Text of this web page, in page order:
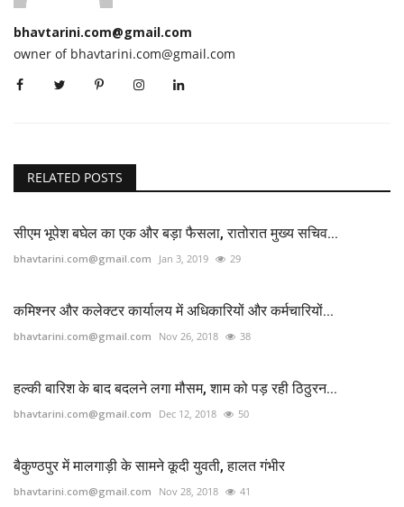
bhavtarini.com@gmail.com
owner of bhavtarini.com@gmail.com
RELATED POSTS
सीएम भूपेश बघेल का एक और बड़ा फैसला, रातोरात मुख्य सचिव...
bhavtarini.com@gmail.com Jan 3, 2019 29
कमिश्नर और कलेक्टर कार्यालय में अधिकारियों और कर्मचारियों...
bhavtarini.com@gmail.com Nov 26, 2018 38
हल्की बारिश के बाद बदलने लगा मौसम, शाम को पड़ रही ठिठुरन...
bhavtarini.com@gmail.com Dec 12, 2018 50
बैकुण्ठपुर में मालगाड़ी के सामने कूदी युवती, हालत गंभीर
bhavtarini.com@gmail.com Nov 28, 2018 41